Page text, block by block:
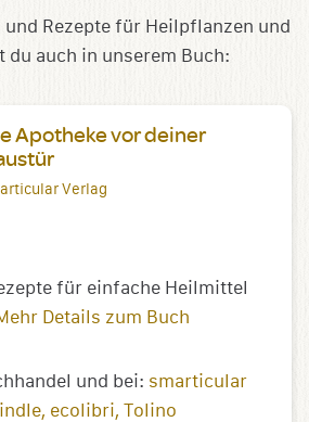
Rezepte für Heilpflanzen und
auch in unserem Buch:
Apotheke vor deiner
Verlag
für einfache Heilmittel
Details zum Buch
und bei: smarticular
ecolibri Tolino